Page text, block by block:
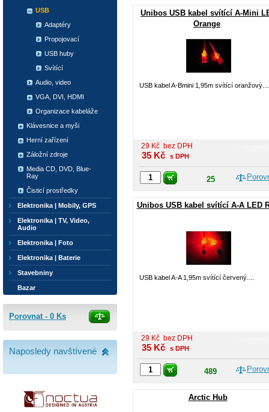
Unibos USB kabel svítící A-Mini
Orange
USB kabel A-Bmini 1,95m svítící oranžový....
29 Kč bez DPH
35 Kč s DPH
25
Unibos USB kabel svítící A-A LED
USB kabel A-A 1,95m svítící červený....
29 Kč bez DPH
35 Kč s DPH
489
Arctic Hub
USB
Adaptéry
Propojovací
USB huby
Svítící
Audio, video
VGA, DVI, HDMI
Organizace kabeláže
Klávesnice a myši
Herní zařízení
Záložní zdroje
Media CD, DVD, Blue-
Ray
Čisticí prostředky
Elektronika | Mobily, GPS
Elektronika | TV, Video,
Audio
Elektronika | Foto
Elektronika | Baterie
Stavebniny
Bazar
Porovnat - 0 Ks
Naposledy navštívené